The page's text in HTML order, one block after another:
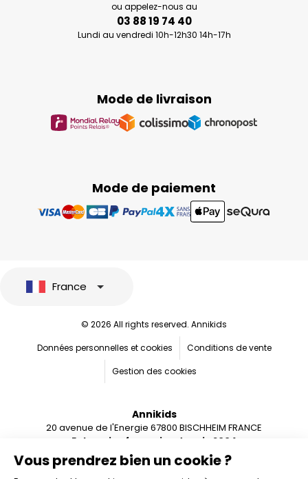
Mode de paiement
Mode de livraison
ou appelez-nous au
03 88 19 74 40
Lundi au vendredi 10h-12h30 14h-17h
Vous prendrez bien un cookie ?
France
© 2026 All rights reserved. Annikids
Données personnelles et cookies
Conditions de vente
Gestion des cookies
Annikids
20 avenue de l'Energie 67800 BISCHHEIM FRANCE
Entreprise française depuis 2004